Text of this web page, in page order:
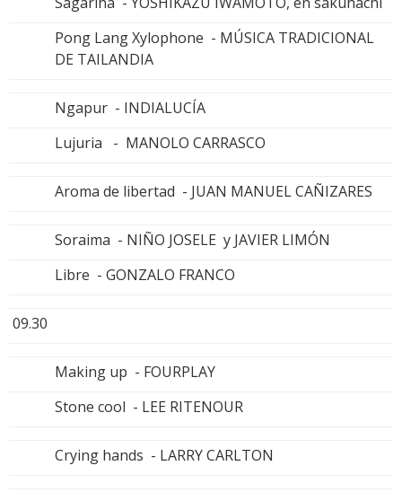
Pong Lang Xylophone - MÚSICA TRADICIONAL
DE TAILANDIA
Ngapur - INDIALUCÍA
Lujuria - MANOLO CARRASCO
Aroma de libertad - JUAN MANUEL CAÑIZARES
Soraima - NIÑO JOSELE y JAVIER LIMÓN
Libre - GONZALO FRANCO
09.30
Making up - FOURPLAY
Stone cool - LEE RITENOUR
Crying hands - LARRY CARLTON